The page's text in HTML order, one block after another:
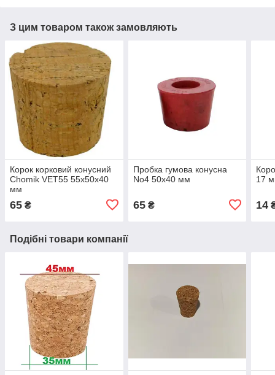
З цим товаром також замовляють
Корок корковий конусний
Chomik VET55 55х50х40
мм
65 ₴
Пробка гумова конусна
No4 50х40 мм
65₴
17
14
Подібні товари компанії